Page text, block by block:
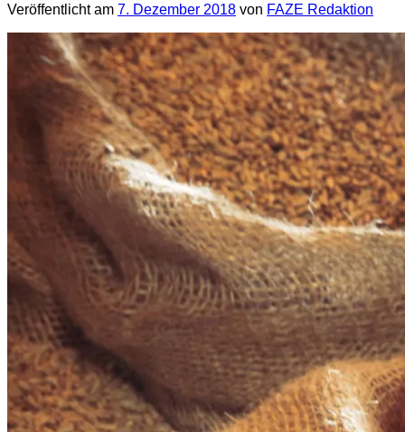
Veröffentlicht am 7. Dezember 2018 von FAZE Redaktion